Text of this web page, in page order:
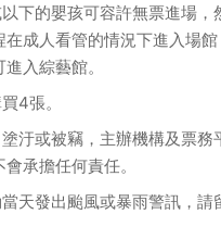
下的嬰孩可容許無票進場，
在成人看管的情況下進入場
入綜藝館。
4張。
汙或被竊，主辦機構及票務
承擔任何責任。
天發出颱風或暴雨警訊，請